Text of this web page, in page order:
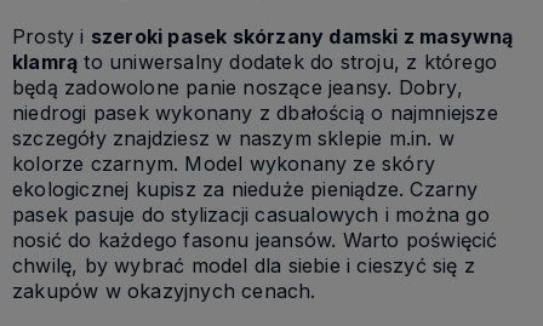
Prosty i szeroki pasek skórzany damski z masywną
klamrą to uniwersalny dodatek do stroju, z którego
będą zadowolone panie noszące jeansy. Dobry,
niedrogi pasek wykonany z dbałością o najmniejsze
szczegóły znajdziesz w naszym sklepie m.in. w
kolorze czarnym. Model wykonany ze skóry
ekologicznej kupisz za nieduże pieniądze. Czarny
pasek pasuje do stylizacji casualowych i można go
nosić do każdego fasonu jeansów. Warto poświęcić
chwilę, by wybrać model dla siebie i cieszyć się z
zakupów w okazyjnych cenach.